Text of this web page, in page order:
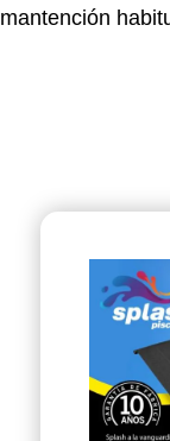
mantención